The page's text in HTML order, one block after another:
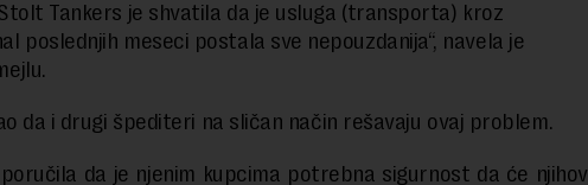
Stolt Tankers je shvatila da je usluga (transporta) kroz
poslednjih meseci postala sve nepouzdanija“, navela je
da i drugi špediteri na sličan način rešavaju ovaj problem.
poručila da je njenim kupcima potrebna sigurnost da će njihov